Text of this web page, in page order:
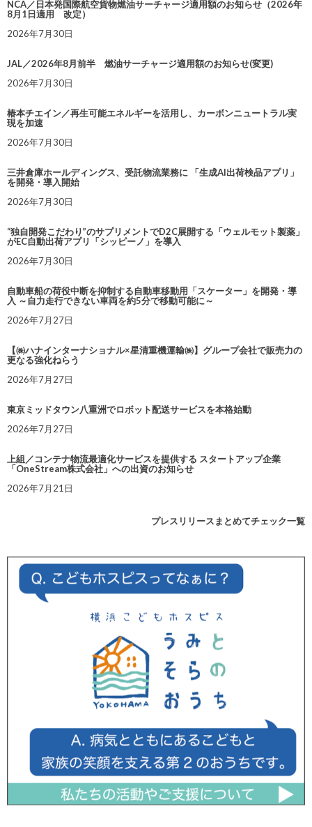
NCA／日本発国際航空貨物燃油サーチャージ適用額のお知らせ（2026年
8月1日適用 改定）
2026年7月30日
JAL／2026年8月前半 燃油サーチャージ適用額のお知らせ(変更)
2026年7月30日
椿本チエイン／再生可能エネルギーを活用し、カーボンニュートラル実
現を加速
2026年7月30日
三井倉庫ホールディングス、受託物流業務に 「生成AI出荷検品アプリ」
を開発・導入開始
2026年7月30日
“独自開発こだわり”のサプリメントでD2C展開する「ウェルモット製薬」
がEC自動出荷アプリ「シッピーノ」を導入
2026年7月30日
自動車船の荷役中断を抑制する自動車移動用「スケーター」を開発・導
入 ～自力走行できない車両を約5分で移動可能に～
2026年7月27日
【㈱ハナインターナショナル×星清重機運輸㈱】グループ会社で販売力の
更なる強化ねらう
2026年7月27日
東京ミッドタウン八重洲でロボット配送サービスを本格始動
2026年7月27日
上組／コンテナ物流最適化サービスを提供する スタートアップ企業
「OneStream株式会社」への出資のお知らせ
2026年7月21日
プレスリリースまとめてチェック一覧